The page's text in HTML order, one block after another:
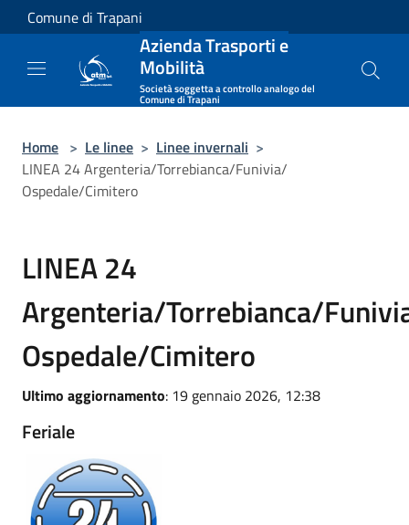
Salta al contenuto principale
Comune di Trapani
Azienda Trasporti e
Mobilità
Società soggetta a controllo analogo del
Comune di Trapani
Home > Le linee > Linee invernali >
LINEA 24 Argenteria/Torrebianca/Funivia/
Ospedale/Cimitero
LINEA 24
Argenteria/Torrebianca/
Ospedale/Cimitero
Ultimo aggiornamento: 19 gennaio 2026, 12:38
Feriale